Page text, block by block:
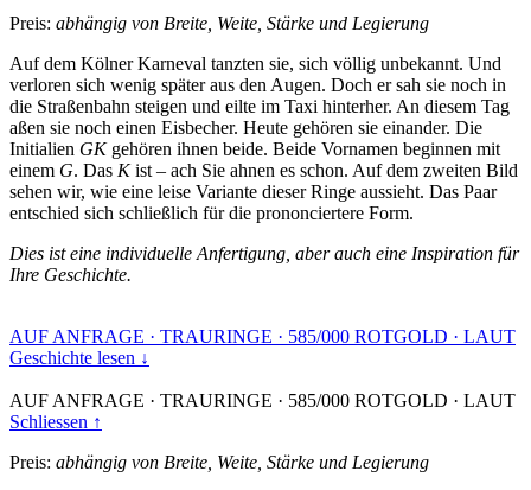
Preis: abhängig von Breite, Weite, Stärke und Legierung
Auf dem Kölner Karneval tanzten sie, sich völlig unbekannt. Und
verloren sich wenig später aus den Augen. Doch er sah sie noch in
die Straßenbahn steigen und eilte im Taxi hinterher. An diesem Tag
aßen sie noch einen Eisbecher. Heute gehören sie einander. Die
Initialien GKgehören ihnen beide. Beide Vornamen beginnen mit
einem G. Das Kist – ach Sie ahnen es schon. Auf dem zweiten Bild
sehen wir, wie eine leise Variante dieser Ringe aussieht. Das Paar
entschied sich schließlich für die prononciertere Form.
Dies ist eine individuelle Anfertigung, aber auch eine Inspiration für
Ihre Geschichte.
AUF ANFRAGE · TRAURINGE · 585/000 ROTGOLD · LAUT
Geschichte lesen ↓
AUF ANFRAGE · TRAURINGE · 585/000 ROTGOLD · LAUT
Schliessen ↑
Preis: abhängig von Breite, Weite, Stärke und Legierung